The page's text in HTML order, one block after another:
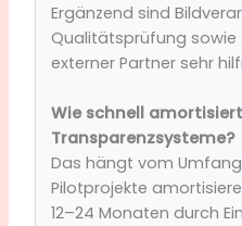
Ergänzend sind
Qualitätsprüfung sowie
externer Partner sehr
Wie schnell
Transparenzsysteme?
Das hängt vom Umfang
Pilotprojekte
12–24 Monaten durch